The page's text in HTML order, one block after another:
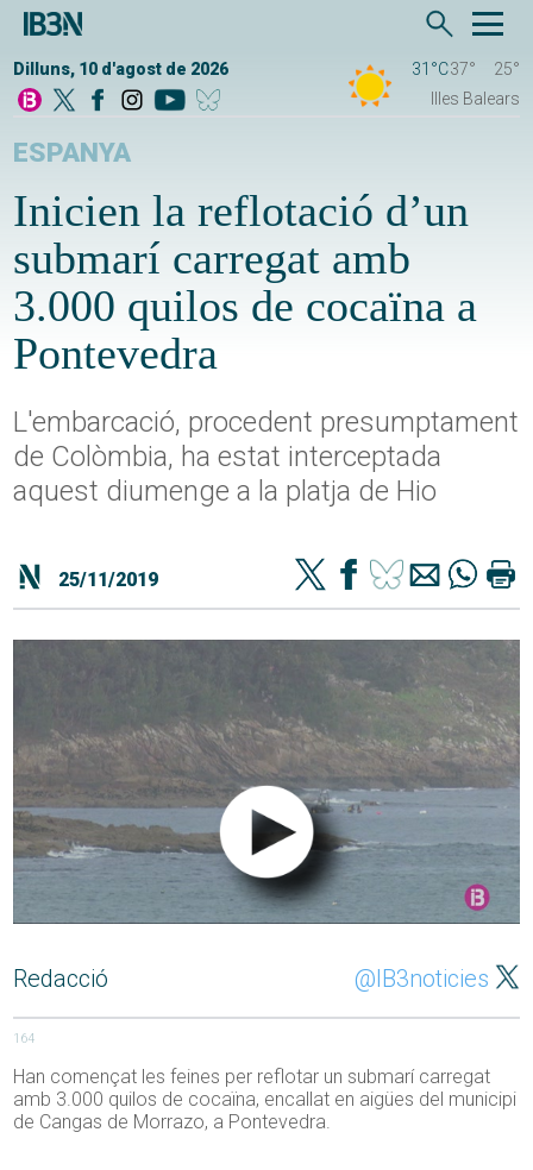
Dilluns, 10 d'agost de 2026 31°C37°
25°
Illes Balears
ESPANYA
Inicien la reflotació d’un
submarí carregat amb
3.000 quilos de cocaïna a
Pontevedra
L'embarcació, procedent presumptament
de Colòmbia, ha estat interceptada
aquest diumenge a la platja de Hio
25/11/2019
Redacció @IB3noticies
164
Han començat les feines per reflotar un submarí carregat
amb 3.000 quilos de cocaïna, encallat en aigües del municipi
de Cangas de Morrazo, a Pontevedra.